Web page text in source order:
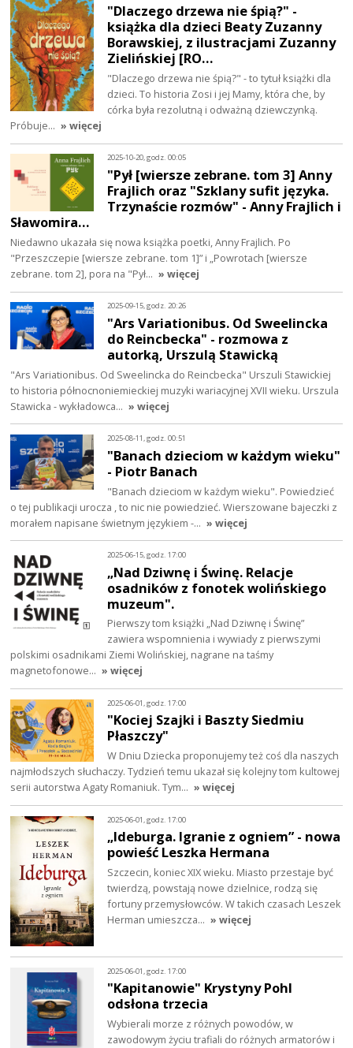
"Dlaczego drzewa nie śpią?" -
książka dla dzieci Beaty Zuzanny
Borawskiej, z ilustracjami Zuzanny
Zielińskiej [RO…
"Dlaczego drzewa nie śpią?" - to tytuł książki dla
dzieci. To historia Zosi i jej Mamy, która che, by
córka była rezolutną i odważną dziewczynką.
Próbuje… » więcej
2025-10-20, godz. 00:05
"Pył [wiersze zebrane. tom 3] Anny
Frajlich oraz "Szklany sufit języka.
Trzynaście rozmów" - Anny Frajlich i
Sławomira…
Niedawno ukazała się nowa książka poetki, Anny Frajlich. Po
"Przeszczepie [wiersze zebrane. tom 1]” i „Powrotach [wiersze
zebrane. tom 2], pora na "Pył… » więcej
2025-09-15, godz. 20:26
"Ars Variationibus. Od Sweelincka
do Reincbecka" - rozmowa z
autorką, Urszulą Stawicką
"Ars Variationibus. Od Sweelincka do Reincbecka" Urszuli Stawickiej
to historia północnoniemieckiej muzyki wariacyjnej XVII wieku. Urszula
Stawicka - wykładowca… » więcej
2025-08-11, godz. 00:51
"Banach dzieciom w każdym wieku"
- Piotr Banach
"Banach dzieciom w każdym wieku". Powiedzieć
o tej publikacji urocza , to nic nie powiedzieć. Wierszowane bajeczki z
morałem napisane świetnym językiem -… » więcej
2025-06-15, godz. 17:00
„Nad Dziwnę i Świnę. Relacje
osadników z fonotek wolińskiego
muzeum".
Pierwszy tom książki „Nad Dziwnę i Świnę”
zawiera wspomnienia i wywiady z pierwszymi
polskimi osadnikami Ziemi Wolińskiej, nagrane na taśmy
magnetofonowe… » więcej
2025-06-01, godz. 17:00
"Kociej Szajki i Baszty Siedmiu
Płaszczy"
W Dniu Dziecka proponujemy też coś dla naszych
najmłodszych słuchaczy. Tydzień temu ukazał się kolejny tom kultowej
serii autorstwa Agaty Romaniuk. Tym… » więcej
2025-06-01, godz. 17:00
„Ideburga. Igranie z ogniem” - nowa
powieść Leszka Hermana
Szczecin, koniec XIX wieku. Miasto przestaje być
twierdzą, powstają nowe dzielnice, rodzą się
fortuny przemysłowców. W takich czasach Leszek
Herman umieszcza… » więcej
2025-06-01, godz. 17:00
"Kapitanowie" Krystyny Pohl
odsłona trzecia
Wybierali morze z różnych powodów, w
zawodowym życiu trafiali do różnych armatorów i